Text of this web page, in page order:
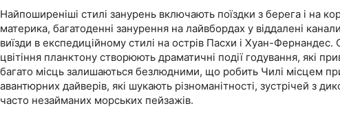
Найпоширеніші стилі занурень включають поїздки з берега і на
материка, багатоденні занурення на лайвбордах у віддалені
виїзди в експедиційному стилі на острів Пасхи і Хуан-Фернандес.
цвітіння планктону створюють драматичні події годування, які
багато місць залишаються безлюдними, що робить Чилі місцем
авантюрних дайверів, які шукають різноманітності, зустрічей з
часто незайманих морських пейзажів.